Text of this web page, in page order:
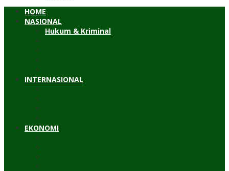
HOME
NASIONAL
Hukum & Kriminal
INTERNASIONAL
EKONOMI